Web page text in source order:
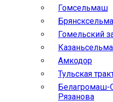
Гомсельмаш
Гомельский
Амкодор
Тульская
Белагромаш-
Рязанова